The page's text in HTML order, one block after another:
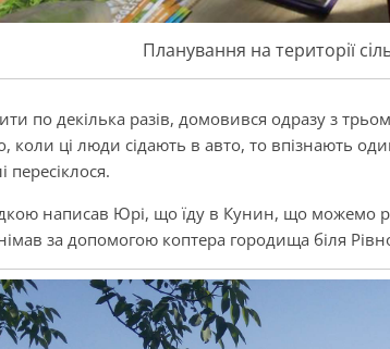
Планування на території
по декілька разів, домовився одразу з
коли ці люди сідають в авто, то впізнають
пересіклося.
написав Юрі, що їду в Кунин, що можемо
за допомогою коптера городища біля